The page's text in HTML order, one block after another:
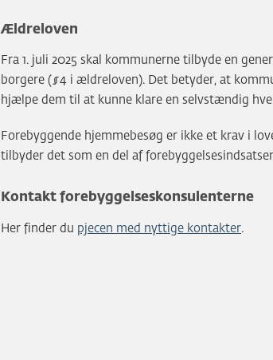
Ældreloven
Fra 1. juli 2025 skal kommunerne tilbyde en
borgere (§4 i ældreloven). Det betyder, at
hjælpe dem til at kunne klare en selvstændig
Forebyggende hjemmebesøg er ikke et krav i
tilbyder det som en del af
Kontakt forebyggelseskonsulenterne
Her finder du pjecen med nyttige kontakter.